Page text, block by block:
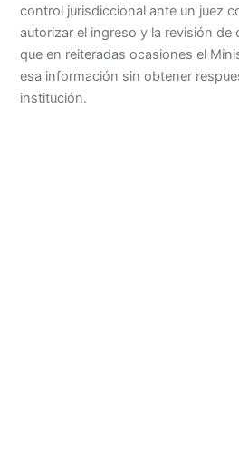
control jurisdiccional ante un juez
autorizar el ingreso y la revisión
que en reiteradas ocasiones el
esa información sin obtener
institución.